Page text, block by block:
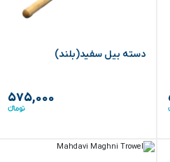
دسته بیل سفید(بلند)
۵۷۵,۰۰۰